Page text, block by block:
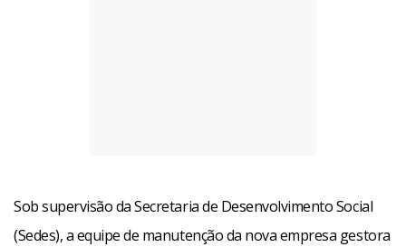
Sob supervisão da Secretaria de Desenvolvimento Social
(Sedes), a equipe de manutenção da nova empresa gestora